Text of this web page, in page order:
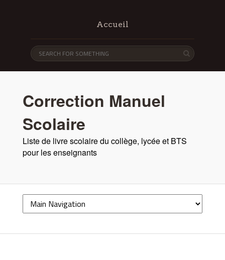
Accueil
Correction Manuel
Scolaire
Liste de livre scolaire du collège, lycée et BTS
pour les enseignants